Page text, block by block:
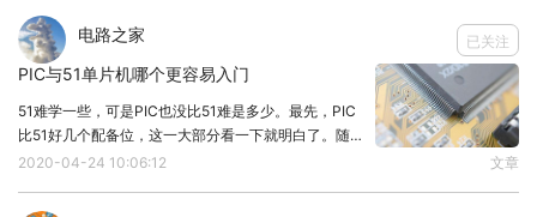
}
}
我们知道 i.MXRT1010 是目前最入门级的 i.MXRT 型
号，整个芯片设计相比主流型 i.MXRT1050 做了不少
电路之家 已关注
PIC与51单片机哪个更容易入门
51难学一些，可是PIC也没比51难是多少。最先，PIC
比51好几个配备位，这一大部分看一下就明白了。随
后，PIC的端口号要配备成键入或是輸出，51单片机则
终，PIC比51多很多寄存器，你可以应用PIC的各种各
2020-04-24 10:06:12 文章